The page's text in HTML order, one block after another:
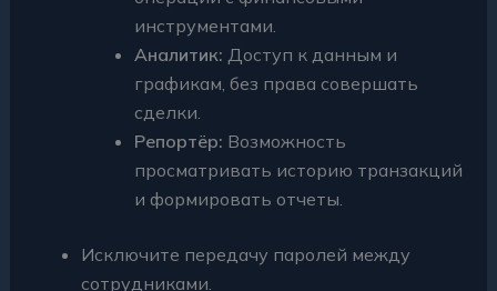
инструментами.
Аналитик: Доступ к данным и
графикам, без права совершать
сделки.
Репортёр: Возможность
просматривать историю транзакций
и формировать отчеты.
Исключите передачу паролей между
сотрудниками.